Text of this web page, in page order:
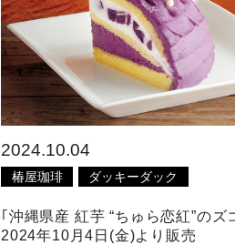
2024.10.04
椿屋珈琲 ダッキーダック
｢沖縄県産 紅芋 “ちゅら恋紅”のズ
2024年10月4日(金)より販売